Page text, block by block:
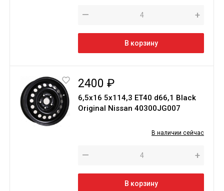
— +
В корзину
2400 ₽
6,5х16 5х114,3 ЕТ40 d66,1 Black
Original Nissan 40300JG007
В наличии сейчас
— +
В корзину